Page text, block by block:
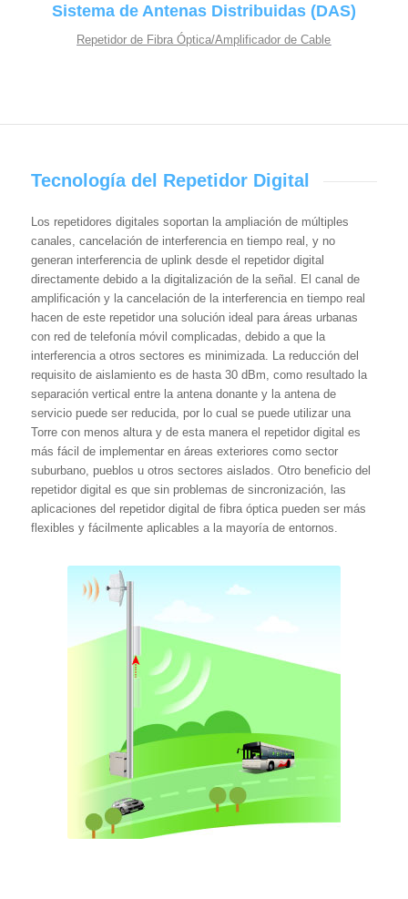
Sistema de Antenas Distribuidas (DAS)
Repetidor de Fibra Óptica/Amplificador de Cable
Tecnología del Repetidor Digital
Los repetidores digitales soportan la ampliación de múltiples
canales, cancelación de interferencia en tiempo real, y no
generan interferencia de uplink desde el repetidor digital
directamente debido a la digitalización de la señal. El canal de
amplificación y la cancelación de la interferencia en tiempo real
hacen de este repetidor una solución ideal para áreas urbanas
con red de telefonía móvil complicadas, debido a que la
interferencia a otros sectores es minimizada. La reducción del
requisito de aislamiento es de hasta 30 dBm, como resultado la
separación vertical entre la antena donante y la antena de
servicio puede ser reducida, por lo cual se puede utilizar una
Torre con menos altura y de esta manera el repetidor digital es
más fácil de implementar en áreas exteriores como sector
suburbano, pueblos u otros sectores aislados. Otro beneficio del
repetidor digital es que sin problemas de sincronización, las
aplicaciones del repetidor digital de fibra óptica pueden ser más
flexibles y fácilmente aplicables a la mayoría de entornos.